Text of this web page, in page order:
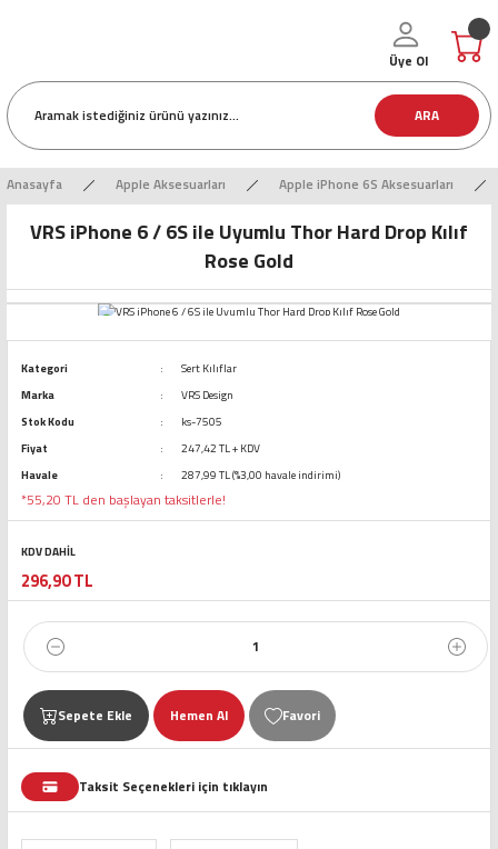
ARA
Üye Ol
Anasayfa Apple Aksesuarları Apple iPhone 6S Aksesuarları
VRS iPhone 6 / 6S ile Uyumlu Thor Hard Drop Kılıf
Rose Gold
Kategori
Sert Kılıflar
Marka
VRS Design
Stok Kodu
ks-7505
Fiyat
247,42 TL + KDV
Havale
287,99 TL (%3,00 havale indirimi)
*55,20 TL den başlayan taksitlerle!
KDV DAHİL
296,90 TL
Sepete Ekle Hemen Al
Taksit Seçenekleri için tıklayın